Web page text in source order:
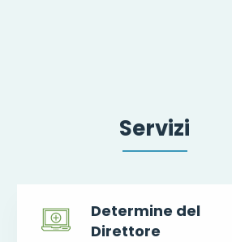
Servizi
Determine del
Direttore